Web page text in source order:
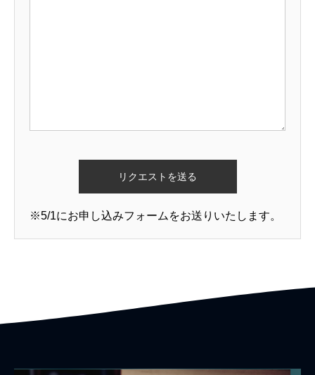
※5/1にお申し込みフォームをお送りいたします。